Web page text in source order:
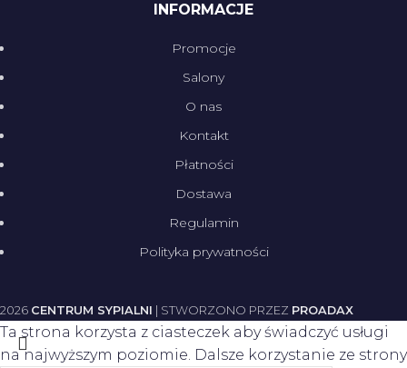
INFORMACJE
Promocje
Salony
O nas
Kontakt
Płatności
Dostawa
Regulamin
Polityka prywatności
2026 CENTRUM SYPIALNI | STWORZONO PRZEZ PROADAX
Ta strona korzysta z ciasteczek aby świadczyć usługi
na najwyższym poziomie. Dalsze korzystanie ze strony